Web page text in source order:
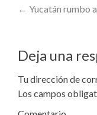
Post
← Yucatán rumbo
Deja una
Tu dirección de
Los campos